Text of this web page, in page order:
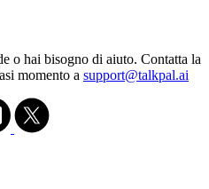
o hai bisogno di aiuto. Contatta la
momento a support@talkpal.ai